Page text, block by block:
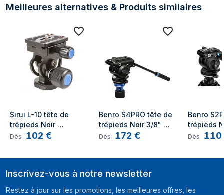
Meilleures alternatives & Produits similaires
Sirui L-10 tête de
trépieds Noir
Aluminium 1/4" Pan
Dès 102 €
Benro S4PRO tête de
trépieds Noir 3/8"
Fluide
Dès 172 €
Benro
trépieds
Fluide
Dès 110
Inscrivez-vous à notre newsletter
Restez à jour sur les promotions, les meilleures offres, les